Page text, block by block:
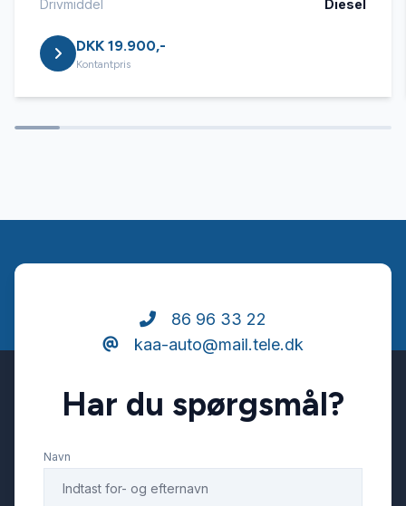
Læderrat
Trådløs mobilopladning
Drivmiddel Diesel
DKK 19.900,-
Kontantpris
86 96 33 22
kaa-auto@mail.tele.dk
Har du spørgsmål?
Navn